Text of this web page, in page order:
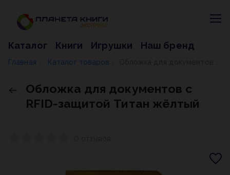
Каталог Книги Игрушки Наш бренд
Главная Каталог товаров
Обложка для документов с
RFID-защитой Титан жёлтый